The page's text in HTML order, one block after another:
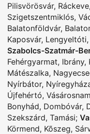
Pilisvörösvár, Ráckeve,
Szigetszentmiklós,
Balatonföldvár,
Kaposvár, Lengyeltóti,
Szabolcs-Szatmár-
Fehérgyarmat, Ibrány,
Mátészalka,
Nyírbátor,
Újfehértó,
Bonyhád, Dombóvár,
Szekszárd, Tamási;
Körmend, Kõszeg,